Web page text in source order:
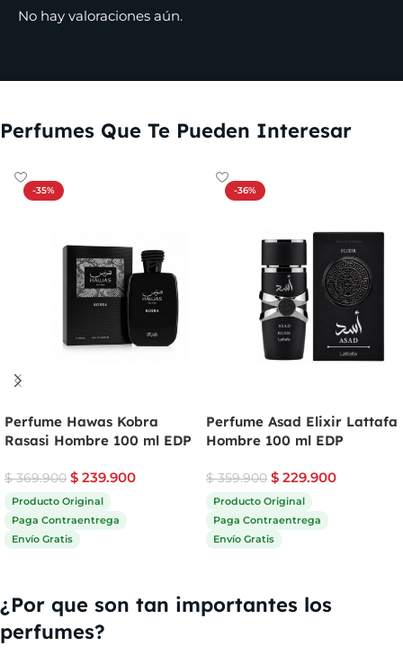
No hay valoraciones aún.
Perfumes Que Te Pueden Interesar
-35%
Perfume Hawas Kobra
Rasasi Hombre 100 ml EDP
$369.900 $ 239.900
Producto Original
Paga Contraentrega
Envío Gratis
-36%
Perfume Asad Elixir Lattafa
Hombre 100 ml EDP
$359.900 $ 229.900
Producto Original
Paga Contraentrega
Envío Gratis
¿Por que son tan importantes los
perfumes?